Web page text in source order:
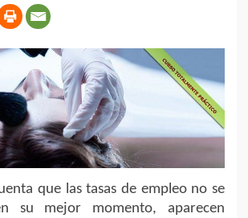
que las tasas de empleo no se
su mejor momento, aparecen